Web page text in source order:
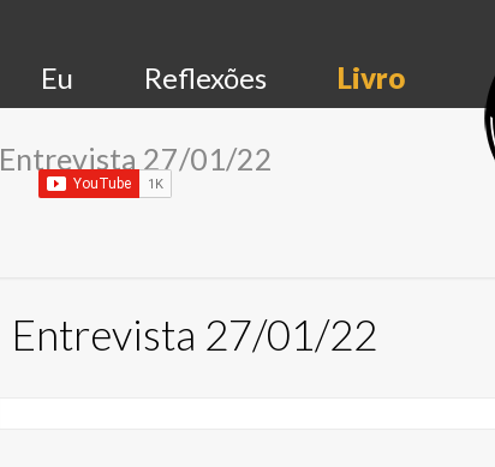
Eu Reflexões Livro
Entrevista 27/01/22
Entrevista 27/01/22